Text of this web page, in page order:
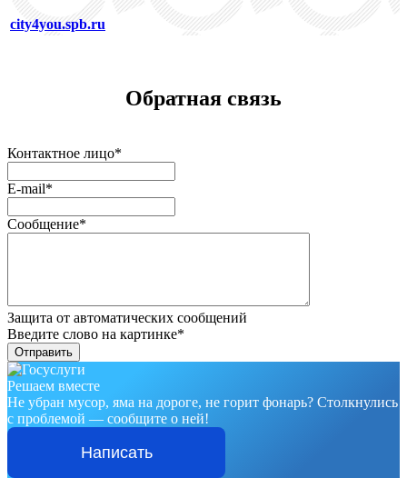
city4you.spb.ru
Обратная связь
Контактное лицо*
E-mail*
Сообщение*
Защита от автоматических сообщений
Введите слово на картинке*
Решаем вместе
Не убран мусор, яма на дороге, не горит фонарь? Столкнулись
с проблемой — сообщите о ней!
Написать